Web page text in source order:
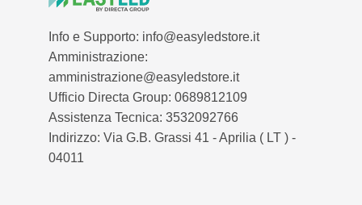
Info e Supporto: info@easyledstore.it
Amministrazione:
amministrazione@easyledstore.it
Ufficio Directa Group: 0689812109
Assistenza Tecnica: 3532092766
Indirizzo: Via G.B. Grassi 41 - Aprilia ( LT ) -
04011